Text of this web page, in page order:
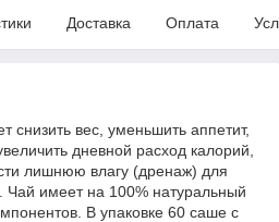
Доставка Оплата
снизить вес, уменьшить аппетит,
дневной расход калорий,
лишнюю влагу (дренаж) для
Чай имеет на 100% натуральный
В упаковке 60 саше с